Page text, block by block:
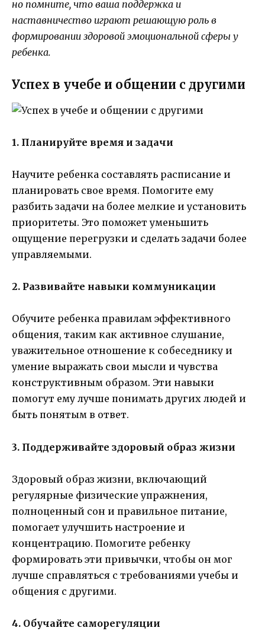
но помните, что ваша поддержка и
наставничество играют решающую роль в
формировании здоровой эмоциональной сферы у
ребенка.
Успех в учебе и общении с другими
1. Планируйте время и задачи
Научите ребенка составлять расписание и
планировать свое время. Помогите ему
разбить задачи на более мелкие и установить
приоритеты. Это поможет уменьшить
ощущение перегрузки и сделать задачи более
управляемыми.
2. Развивайте навыки коммуникации
Обучите ребенка правилам эффективного
общения, таким как активное слушание,
уважительное отношение к собеседнику и
умение выражать свои мысли и чувства
конструктивным образом. Эти навыки
помогут ему лучше понимать других людей и
быть понятым в ответ.
3. Поддерживайте здоровый образ жизни
Здоровый образ жизни, включающий
регулярные физические упражнения,
полноценный сон и правильное питание,
помогает улучшить настроение и
концентрацию. Помогите ребенку
формировать эти привычки, чтобы он мог
лучше справляться с требованиями учебы и
общения с другими.
4. Обучайте саморегуляции